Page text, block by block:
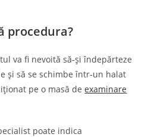
procedura?
va fi nevoită să-și îndepărteze
și să se schimbe într-un halat
pe o masă deexaminare
poate indica